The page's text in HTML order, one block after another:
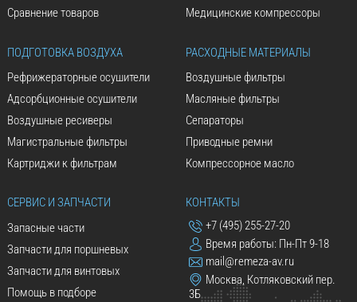
Сравнение товаров
Медицинские компрессоры
ПОДГОТОВКА ВОЗДУХА
Рефрижераторные осушители
Адсорбционные осушители
Воздушные ресиверы
Магистральные фильтры
Картриджи к фильтрам
РАСХОДНЫЕ МАТЕРИАЛЫ
Воздушные фильтры
Масляные фильтры
Сепараторы
Приводные ремни
Компрессорное масло
СЕРВИС И ЗАПЧАСТИ
Запасные части
Запчасти для поршневых
Запчасти для винтовых
Помощь в подборе
КОНТАКТЫ
+7 (495) 255-27-20
Время работы: Пн-Пт 9-18
mail@remeza-av.ru
Москва, Котляковский пер.
3Б